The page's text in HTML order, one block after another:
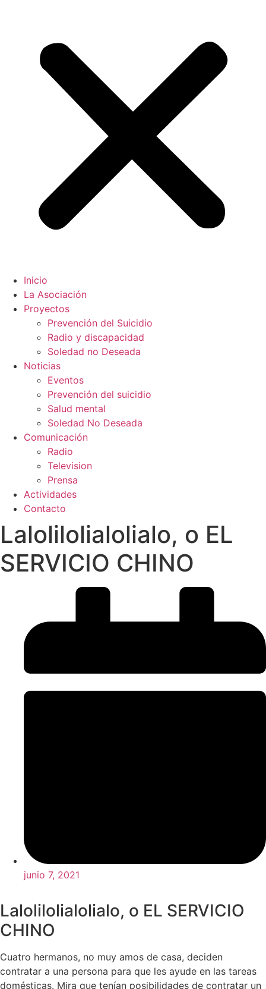
Inicio
La Asociación
Proyectos
Prevención del Suicidio
Radio y discapacidad
Soledad no Deseada
Noticias
Eventos
Prevención del suicidio
Salud mental
Soledad No Deseada
Comunicación
Radio
Television
Prensa
Actividades
Contacto
Lalolilolialolialo, o EL
SERVICIO CHINO
junio 7, 2021
Lalolilolialolialo, o EL SERVICIO
CHINO
Cuatro hermanos, no muy amos de casa, deciden
contratar a una persona para que les ayude en las tareas
domésticas. Mira que tenían posibilidades de contratar un